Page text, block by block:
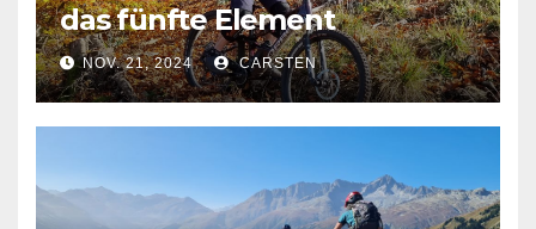
das fünfte Element
NOV. 21, 2024 CARSTEN